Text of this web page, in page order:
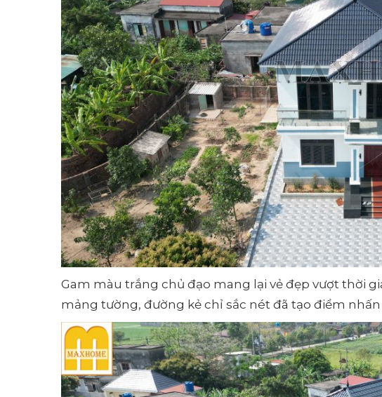
Gam màu trắng chủ đạo mang lại vẻ đẹp vượt thời
mảng tường, đường kẻ chỉ sắc nét đã tạo điểm